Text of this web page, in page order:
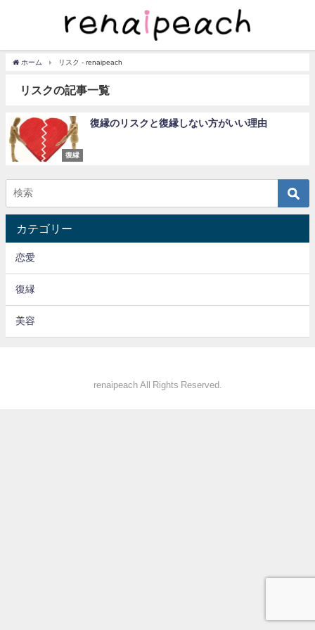
ホーム リスク - renaipeach
リスクの記事一覧
復縁
復縁のリスクと復縁しない方がいい理由
カテゴリー
恋愛
復縁
美容
renaipeach All Rights Reserved.